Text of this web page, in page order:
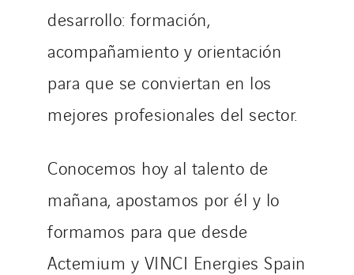
desarrollo: formación,
acompañamiento y orientación
para que se conviertan en los
mejores profesionales del sector.
Conocemos hoy al talento de
mañana, apostamos por él y lo
formamos para que desde
Actemium y VINCI Energies Spain